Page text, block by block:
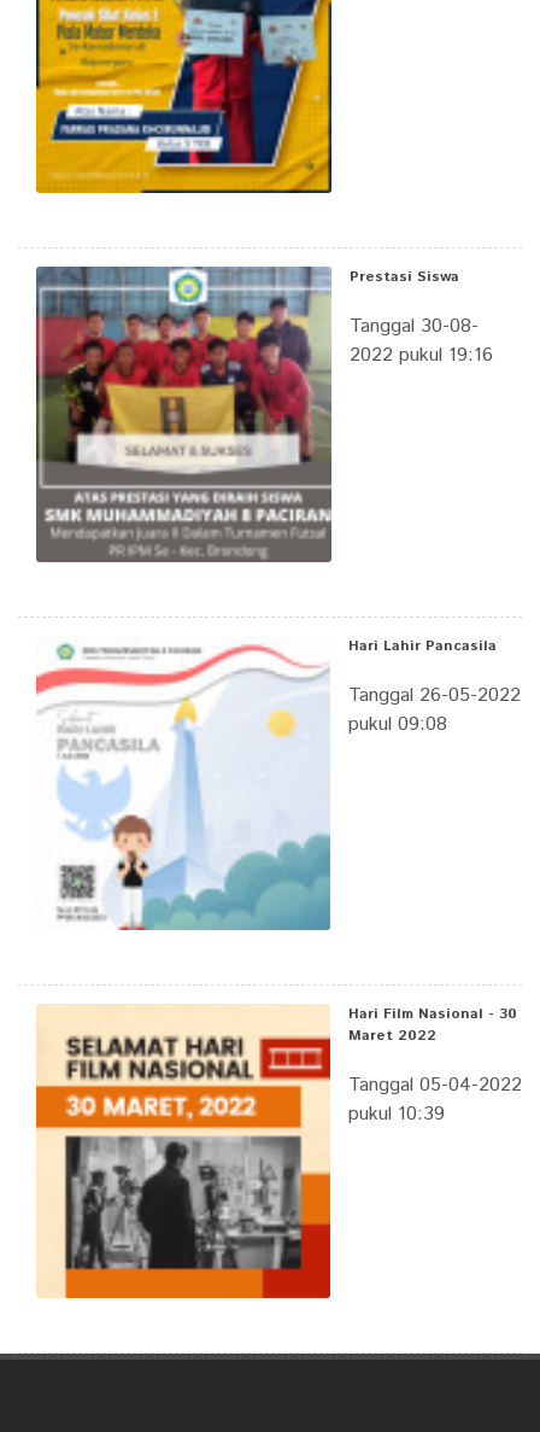
Prestasi Siswa
Tanggal 30-08-
2022 pukul 19:16
Hari Lahir Pancasila
Tanggal 26-05-2022
pukul 09:08
Hari Film Nasional - 30
Maret 2022
Tanggal 05-04-2022
pukul 10:39